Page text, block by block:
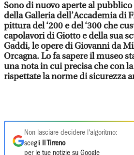
Sono di nuovo aperte al
della Galleria dell’Accademia di
pittura del ‘200 e del ‘300 che
capolavori di Giotto e della sua
Gaddi, le opere di Giovanni da
Orcagna. Lo fa sapere il museo
una nota in cui precisa che con
rispettate la norme di sicurezza
Non lasciare decidere l'algoritmo:
scegli
Il Tirreno
per le tue notizie su Google